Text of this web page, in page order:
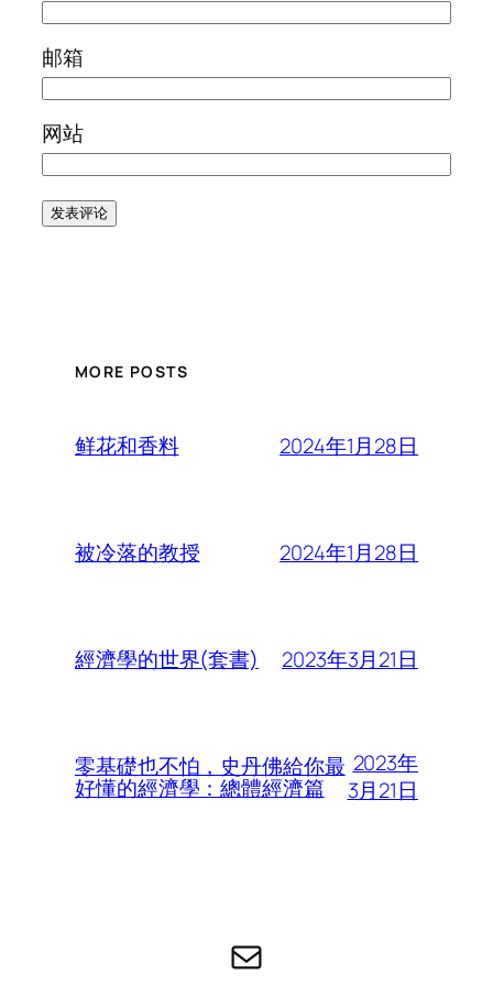
邮箱
网站
MORE POSTS
鲜花和香料 2024年1月28日
被冷落的教授 2024年1月28日
經濟學的世界(套書) 2023年3月21日
零基礎也不怕，史丹佛給你最
好懂的經濟學：總體經濟篇
2023年
3月21日
电子邮件